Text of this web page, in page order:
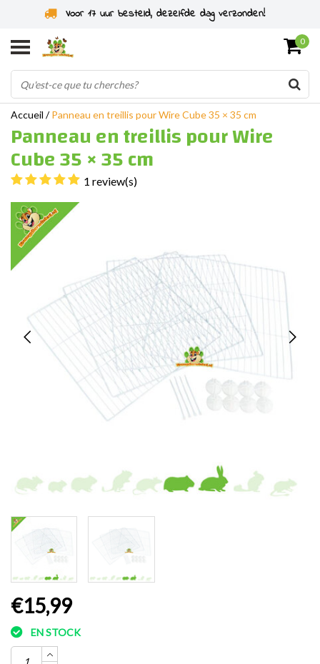
Voor 17 uur besteld, dezelfde dag verzonden!
0
Accueil /Panneau en treillis pour Wire Cube 35 × 35 cm
Panneau en treillis pour Wire
Cube 35 × 35 cm
1 review(s)
€15,99
EN STOCK